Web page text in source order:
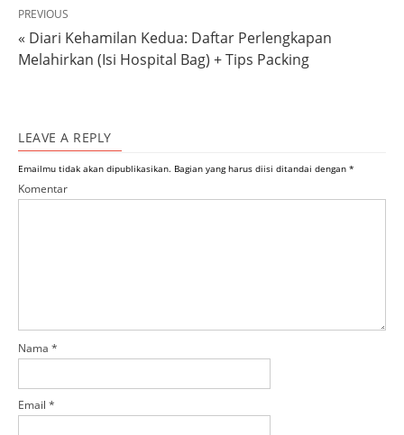
PREVIOUS
« Diari Kehamilan Kedua: Daftar Perlengkapan
Melahirkan (Isi Hospital Bag) + Tips Packing
LEAVE A REPLY
Emailmu tidak akan dipublikasikan. Bagian yang harus diisi ditandai dengan *
Komentar
Nama *
Email *